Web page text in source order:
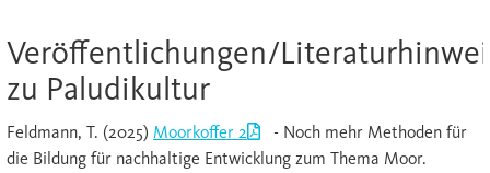
Veröffentlichungen/
zu Paludikultur
Feldmann, T. (2025) Moorkoffer 2
- Noch mehr Methoden für
die Bildung für nachhaltige Entwicklung zum Thema Moor.